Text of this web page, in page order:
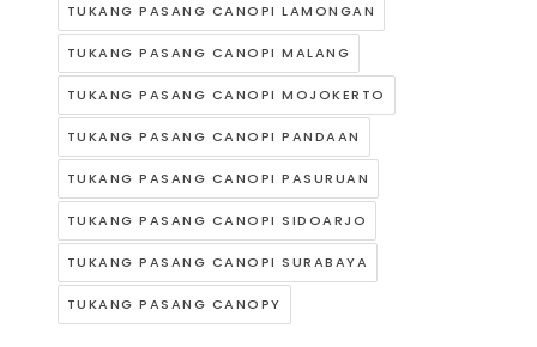
TUKANG PASANG CANOPI LAMONGAN
TUKANG PASANG CANOPI MALANG
TUKANG PASANG CANOPI MOJOKERTO
TUKANG PASANG CANOPI PANDAAN
TUKANG PASANG CANOPI PASURUAN
TUKANG PASANG CANOPI SIDOARJO
TUKANG PASANG CANOPI SURABAYA
TUKANG PASANG CANOPY